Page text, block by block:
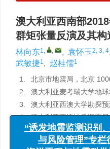
澳大利亚西南部
群矩张量反演及其构
林向东1, , , 袁怀玉2, 3, 4,
武敏捷1, 赵桂儒1
1.
北京市地震局，北京
2.
澳大利亚麦考瑞大学地
3.
澳大利亚西澳大学勘探
4.
澳大利亚西澳地质调查
基金项目:国家自然科学基金
家留学基金管理委员会联合资
“诱发地震监测识别
与风险管理”专栏